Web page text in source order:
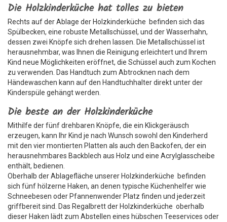
Die Holzkinderküche hat tolles zu bieten
Rechts auf der Ablage der Holzkinderküche befinden sich das
Spülbecken, eine robuste Metallschüssel, und der Wasserhahn,
dessen zwei Knöpfe sich drehen lassen. Die Metallschüssel ist
herausnehmbar, was Ihnen die Reinigung erleichtert und Ihrem
Kind neue Möglichkeiten eröffnet, die Schüssel auch zum Kochen
zu verwenden. Das Handtuch zum Abtrocknen nach dem
Händewaschen kann auf den Handtuchhalter direkt unter der
Kinderspüle gehängt werden.
Die beste an der Holzkinderküche
Mithilfe der fünf drehbaren Knöpfe, die ein Klickgeräusch
erzeugen, kann Ihr Kind je nach Wunsch sowohl den Kinderherd
mit den vier montierten Platten als auch den Backofen, der ein
herausnehmbares Backblech aus Holz und eine Acrylglasscheibe
enthält, bedienen.
Oberhalb der Ablagefläche unserer Holzkinderküche befinden
sich fünf hölzerne Haken, an denen typische Küchenhelfer wie
Schneebesen oder Pfannenwender Platz finden und jederzeit
griffbereit sind. Das Regalbrett der Holzkinderküche oberhalb
dieser Haken lädt zum Abstellen eines hübschen Teeservices oder